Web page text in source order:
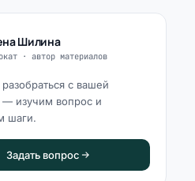
Шилина
· автор материалов
с вашей
— изучим вопрос и
шаги.
Задать вопрос